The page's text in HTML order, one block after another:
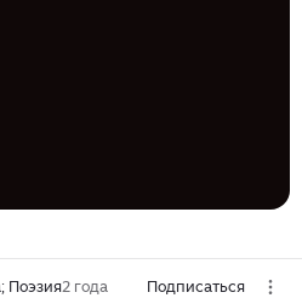
Поэзия2 года Подписаться